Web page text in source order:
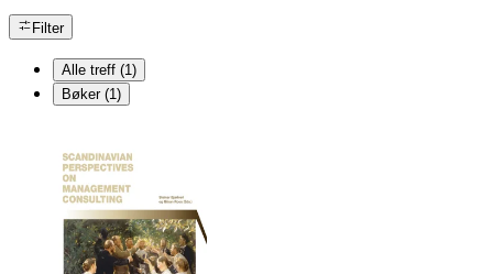
Filter
Alle treff (1)
Bøker (1)